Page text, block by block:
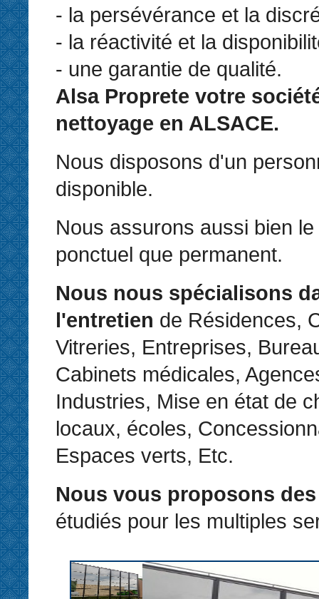
- la persévérance et la
- la réactivité et la
- une garantie de qualité.
Alsa Proprete votre
nettoyage en ALSACE.
Nous disposons d'un
disponible.
Nous assurons aussi bien
ponctuel que permanent.
Nous nous spécialisons
l'entretien de Résidences,
Vitreries, Entreprises,
Cabinets médicales,
Industries, Mise en état de
locaux, écoles,
Espaces verts, Etc.
Nous vous proposons
étudiés pour les multiples